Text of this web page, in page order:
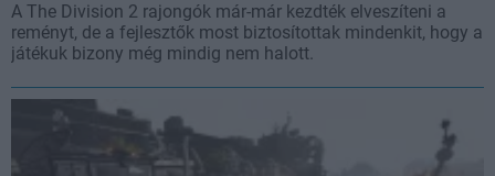
A The Division 2 rajongók már-már kezdték elveszíteni a
reményt, de a fejlesztők most biztosítottak mindenkit, hogy a
játékuk bizony még mindig nem halott.